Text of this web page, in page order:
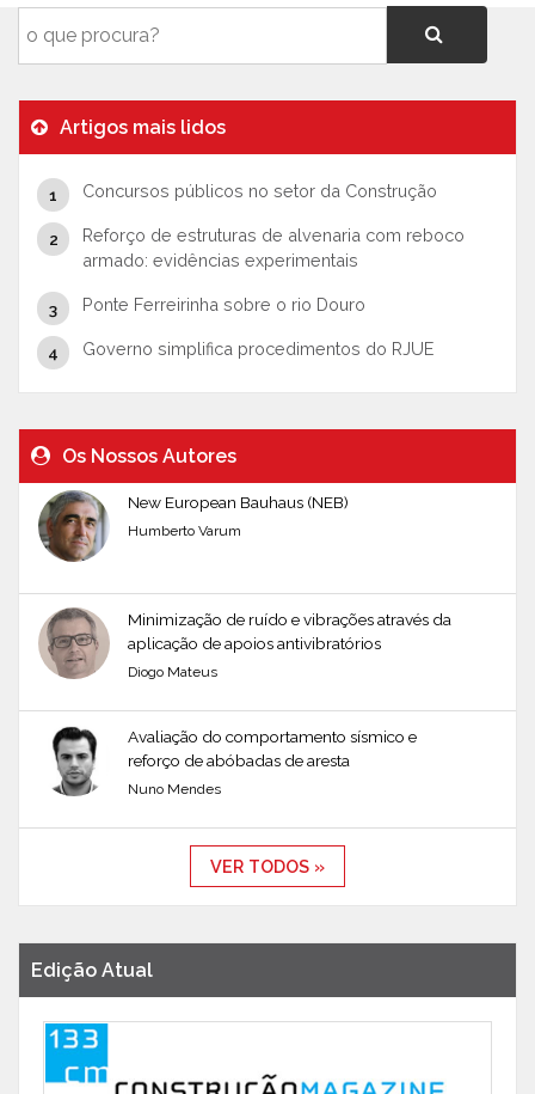
Artigos mais lidos
Concursos públicos no setor da Construção
Reforço de estruturas de alvenaria com reboco
armado: evidências experimentais
Ponte Ferreirinha sobre o rio Douro
Governo simplifica procedimentos do RJUE
Os Nossos Autores
New European Bauhaus (NEB)
Humberto Varum
Minimização de ruído e vibrações através da
aplicação de apoios antivibratórios
Diogo Mateus
Avaliação do comportamento sísmico e
reforço de abóbadas de aresta
Nuno Mendes
VER TODOS »
Edição Atual